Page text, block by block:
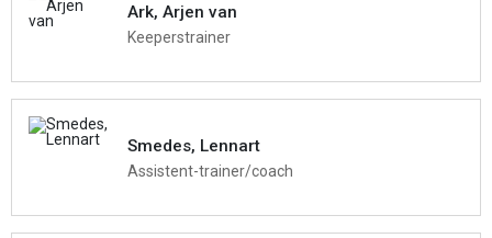
Ark, Arjen van
Keeperstrainer
Smedes, Lennart
Assistent-trainer/coach